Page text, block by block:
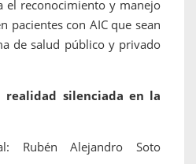
el reconocimiento y manejo
pacientes con AIC que sean
de salud público y privado
realidad silenciada en la
Rubén Alejandro Soto